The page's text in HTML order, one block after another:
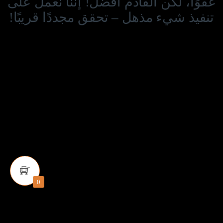
تنفيذ شيء مذهل – تحقق مجددًا قريبًا!
0